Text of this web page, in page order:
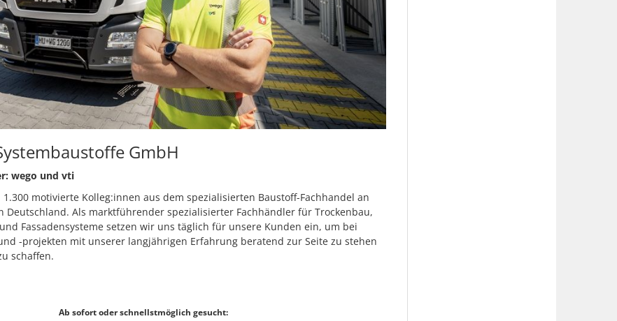
GmbH
wego und vti
motivierte Kolleg:innen aus dem spezialisierten Baustoff-Fachhandel an
Deutschland. Als marktführender spezialisierter Fachhändler für Trockenbau,
Fassadensysteme setzen wir uns täglich für unsere Kunden ein, um bei
-projekten mit unserer langjährigen Erfahrung beratend zur Seite zu stehen
schaffen.
Ab sofort oder schnellstmöglich gesucht: